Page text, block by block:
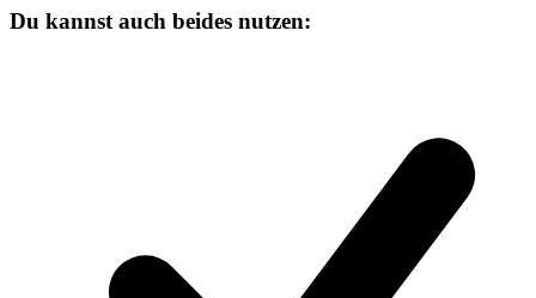
Du kannst auch beides nutzen: